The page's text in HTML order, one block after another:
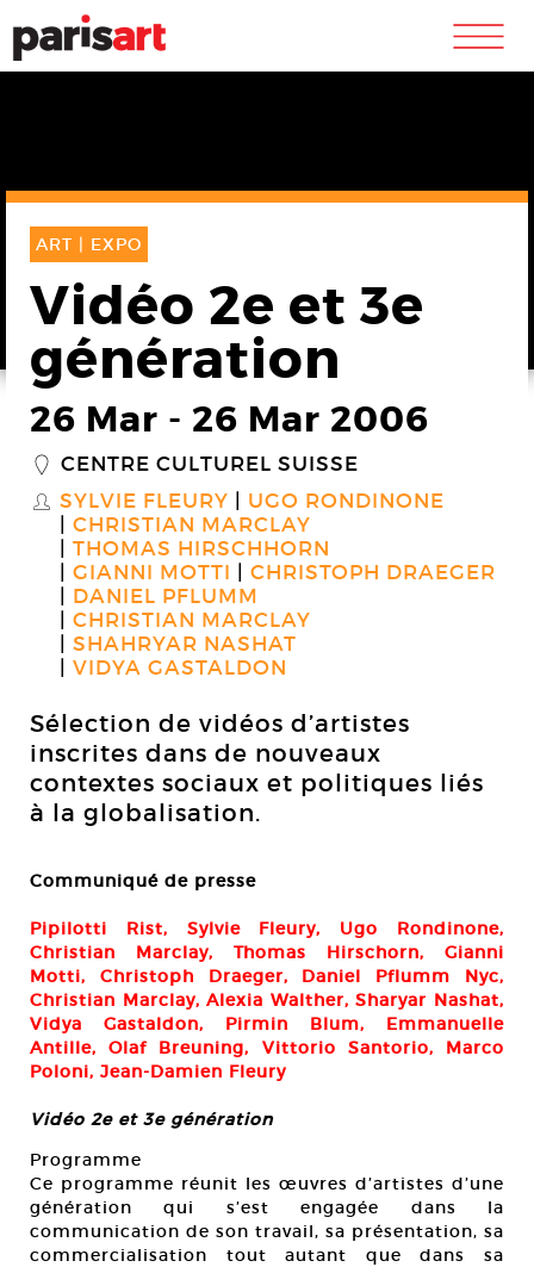
m
ART | EXPO
Vidéo 2e et 3e
génération
26 Mar - 26 Mar 2006
_ CENTRE CULTUREL SUISSE
S SYLVIE FLEURY
UGO RONDINONE
CHRISTIAN MARCLAY
THOMAS HIRSCHHORN
GIANNI MOTTI
CHRISTOPH DRAEGER
DANIEL PFLUMM
CHRISTIAN MARCLAY
SHAHRYAR NASHAT
VIDYA GASTALDON
Sélection de vidéos d’artistes
inscrites dans de nouveaux
contextes sociaux et politiques liés
à la globalisation.
Communiqué de presse
Pipilotti Rist, Sylvie Fleury, Ugo Rondinone,
Christian Marclay, Thomas Hirschorn, Gianni
Motti, Christoph Draeger, Daniel Pflumm Nyc,
Christian Marclay, Alexia Walther, Sharyar Nashat,
Vidya Gastaldon, Pirmin Blum, Emmanuelle
Antille, Olaf Breuning, Vittorio Santorio, Marco
Poloni, Jean-Damien Fleury
Vidéo 2e et 3e génération
Programme
Ce programme réunit les œuvres d’artistes d’une
génération qui s’est engagée dans la
communication de son travail, sa présentation, sa
commercialisation tout autant que dans sa